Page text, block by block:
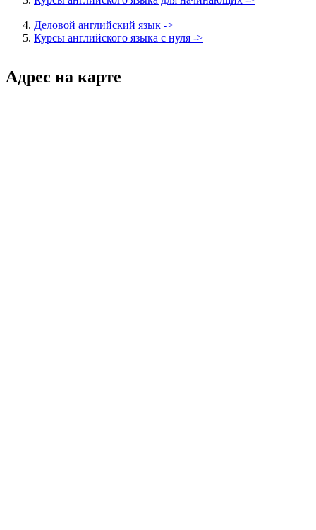
Деловой английский язык ->
Курсы английского языка с нуля ->
Адрес на карте